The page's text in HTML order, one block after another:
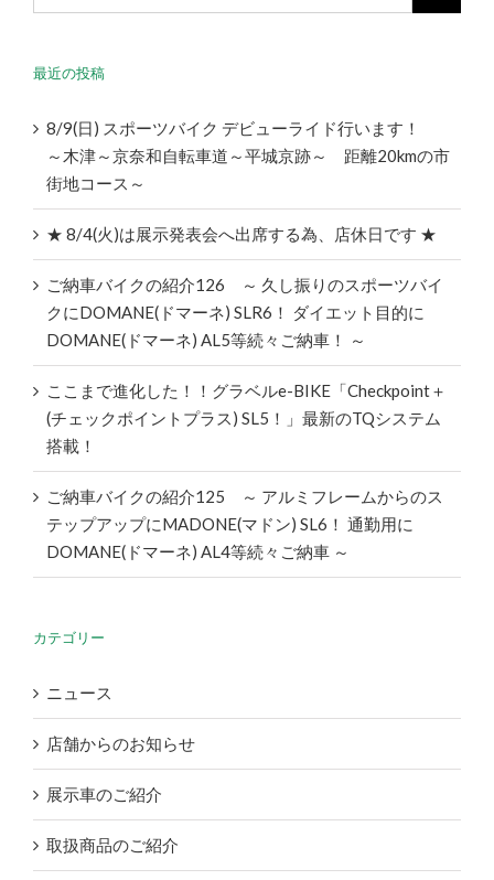
最近の投稿
8/9(日) スポーツバイク デビューライド行います！
～木津～京奈和自転車道～平城京跡～ 距離20kmの市
街地コース～
★ 8/4(火)は展示発表会へ出席する為、店休日です ★
ご納車バイクの紹介126 ～ 久し振りのスポーツバイ
クにDOMANE(ドマーネ) SLR6！ ダイエット目的に
DOMANE(ドマーネ) AL5等続々ご納車！ ～
ここまで進化した！！グラベルe-BIKE「Checkpoint＋
(チェックポイントプラス) SL5！」最新のTQシステム
搭載！
ご納車バイクの紹介125 ～ アルミフレームからのス
テップアップにMADONE(マドン) SL6！ 通勤用に
DOMANE(ドマーネ) AL4等続々ご納車 ～
カテゴリー
ニュース
店舗からのお知らせ
展示車のご紹介
取扱商品のご紹介